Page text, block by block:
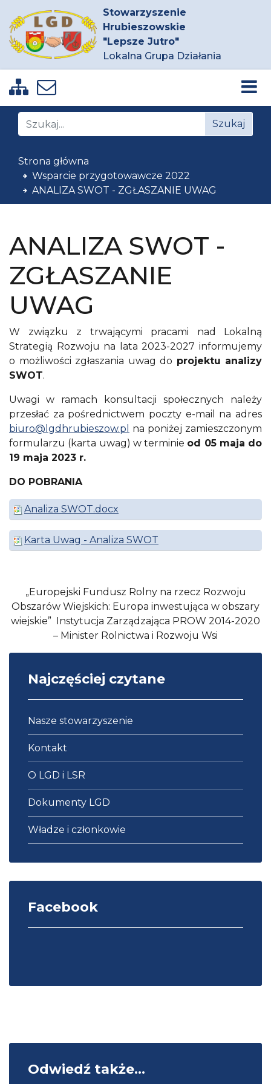
Stowarzyszenie
Hrubieszowskie
"Lepsze Jutro"
Lokalna Grupa Działania
Zobacz mapę strony
Strona główna
Wsparcie przygotowawcze 2022
ANALIZA SWOT - ZGŁASZANIE UWAG
Znajdź na stronie Szukaj
ANALIZA SWOT -
ZGŁASZANIE
UWAG
W związku z trwającymi pracami nad Lokalną
Strategią Rozwoju na lata 2023-2027 informujemy
o możliwości zgłaszania uwag do projektu analizy
SWOT.
Uwagi w ramach konsultacji społecznych należy
przesłać za pośrednictwem poczty e-mail na adres
biuro@lgdhrubieszow.pl
na poniżej zamieszczonym
formularzu (karta uwag) w terminie od 05 maja do
19 maja 2023 r.
DO POBRANIA
Analiza SWOT.docx
Karta Uwag - Analiza SWOT
„Europejski Fundusz Rolny na rzecz Rozwoju
Obszarów Wiejskich: Europa inwestująca w obszary
wiejskie” Instytucja Zarządzająca PROW 2014-2020
– Minister Rolnictwa i Rozwoju Wsi
Najczęściej czytane
Nasze stowarzyszenie
Kontakt
O LGD i LSR
Dokumenty LGD
Władze i członkowie
Facebook
Odwiedź także...